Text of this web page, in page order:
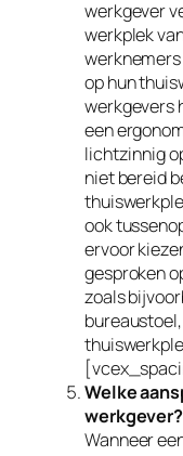
werkgever
werkplek
op hun
werkgevers
een
lichtzinnig
niet bereid
ook
ervoor
gesproken
zoals
Welke
werkgever?
Wanneer